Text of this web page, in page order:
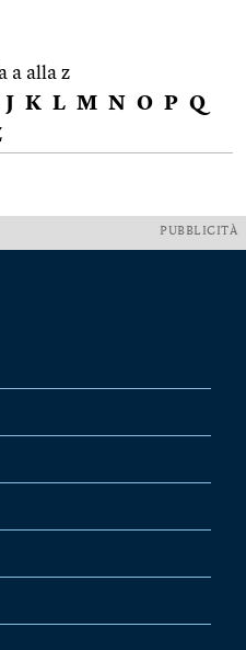
a alla z
J K L M N O P Q
PUBBLICITÀ